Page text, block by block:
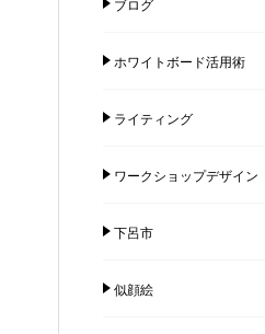
ホワイトボード活用術
ライティング
ワークショップデザイン
下呂市
似顔絵